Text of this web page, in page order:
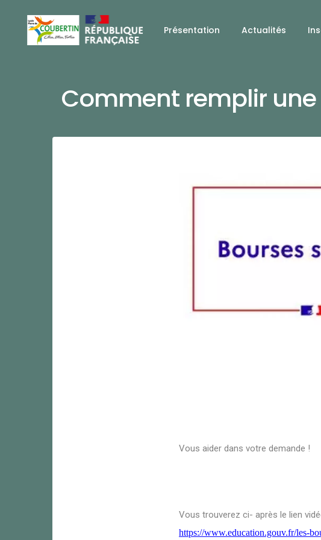
Présentation Actualités
Comment remplir
Vous aider dans votre demande !
Vous trouverez ci- après le lien
https://www.education.gouv.fr/les-